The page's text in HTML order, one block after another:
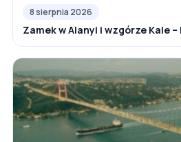
8 sierpnia 2026
Zamek w Alanyi i wzgórze Kale –